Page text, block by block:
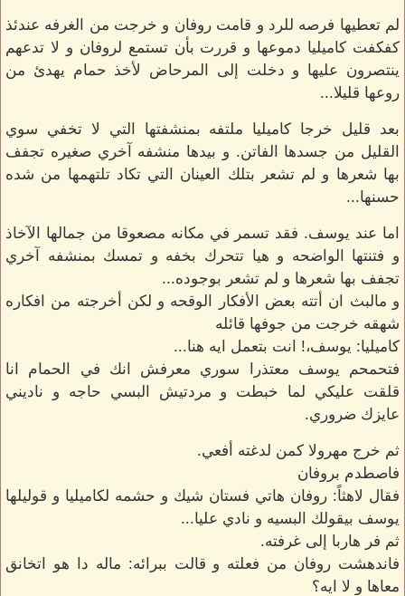
لم تعطيها فرصه للرد و قامت روفان و خرجت من الغرفه عندئذ
كفكفت كاميليا دموعها و قررت بأن تستمع لروفان و لا تدعهم
ينتصرون عليها و دخلت إلى المرحاض لأخذ حمام يهدئ من
روعها قليلا...
بعد قليل خرجا كاميليا ملتفه بمنشفتها التي لا تخفي سوي
القليل من جسدها الفاتن. و بيدها منشفه آخري صغيره تجفف
بها شعرها و لم تشعر بتلك العينان التي تكاد تلتهمها من شده
حسنها...
اما عند يوسف. فقد تسمر في مكانه مصعوقا من جمالها الآخاذ
و فتنتها الواضحه و هيا تتحرك بخفه و تمسك بمنشفه آخري
تجفف بها شعرها و لم تشعر بوجوده...
و مالبث ان أتته بعض الأفكار الوقحه و لكن أخرجته من افكاره
شهقه خرجت من جوفها قائله
كاميليا: يوسف،! انت بتعمل ايه هنا...
فتحمحم يوسف معتذرا سوري معرفش انك في الحمام انا
قلقت عليكي لما خبطت و مردتيش البسي حاجه و ناديني
عايزك ضروري.
ثم خرج مهرولا كمن لدغته أفعي.
فاصطدم بروفان
فقال لاهثاً: روفان هاتي فستان شيك و حشمه لكاميليا و قوليلها
يوسف بيقولك البسيه و نادي عليا...
ثم فر هاربا إلى غرفته.
فاندهشت روفان من فعلته و قالت ببرائه: ماله دا هو اتخانق
معاها و لا ايه؟